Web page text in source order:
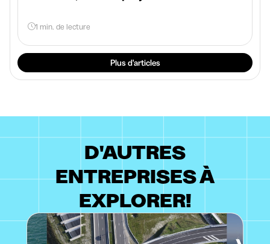
1 min. de lecture
Plus d'articles
D'AUTRES
ENTREPRISES À
EXPLORER!